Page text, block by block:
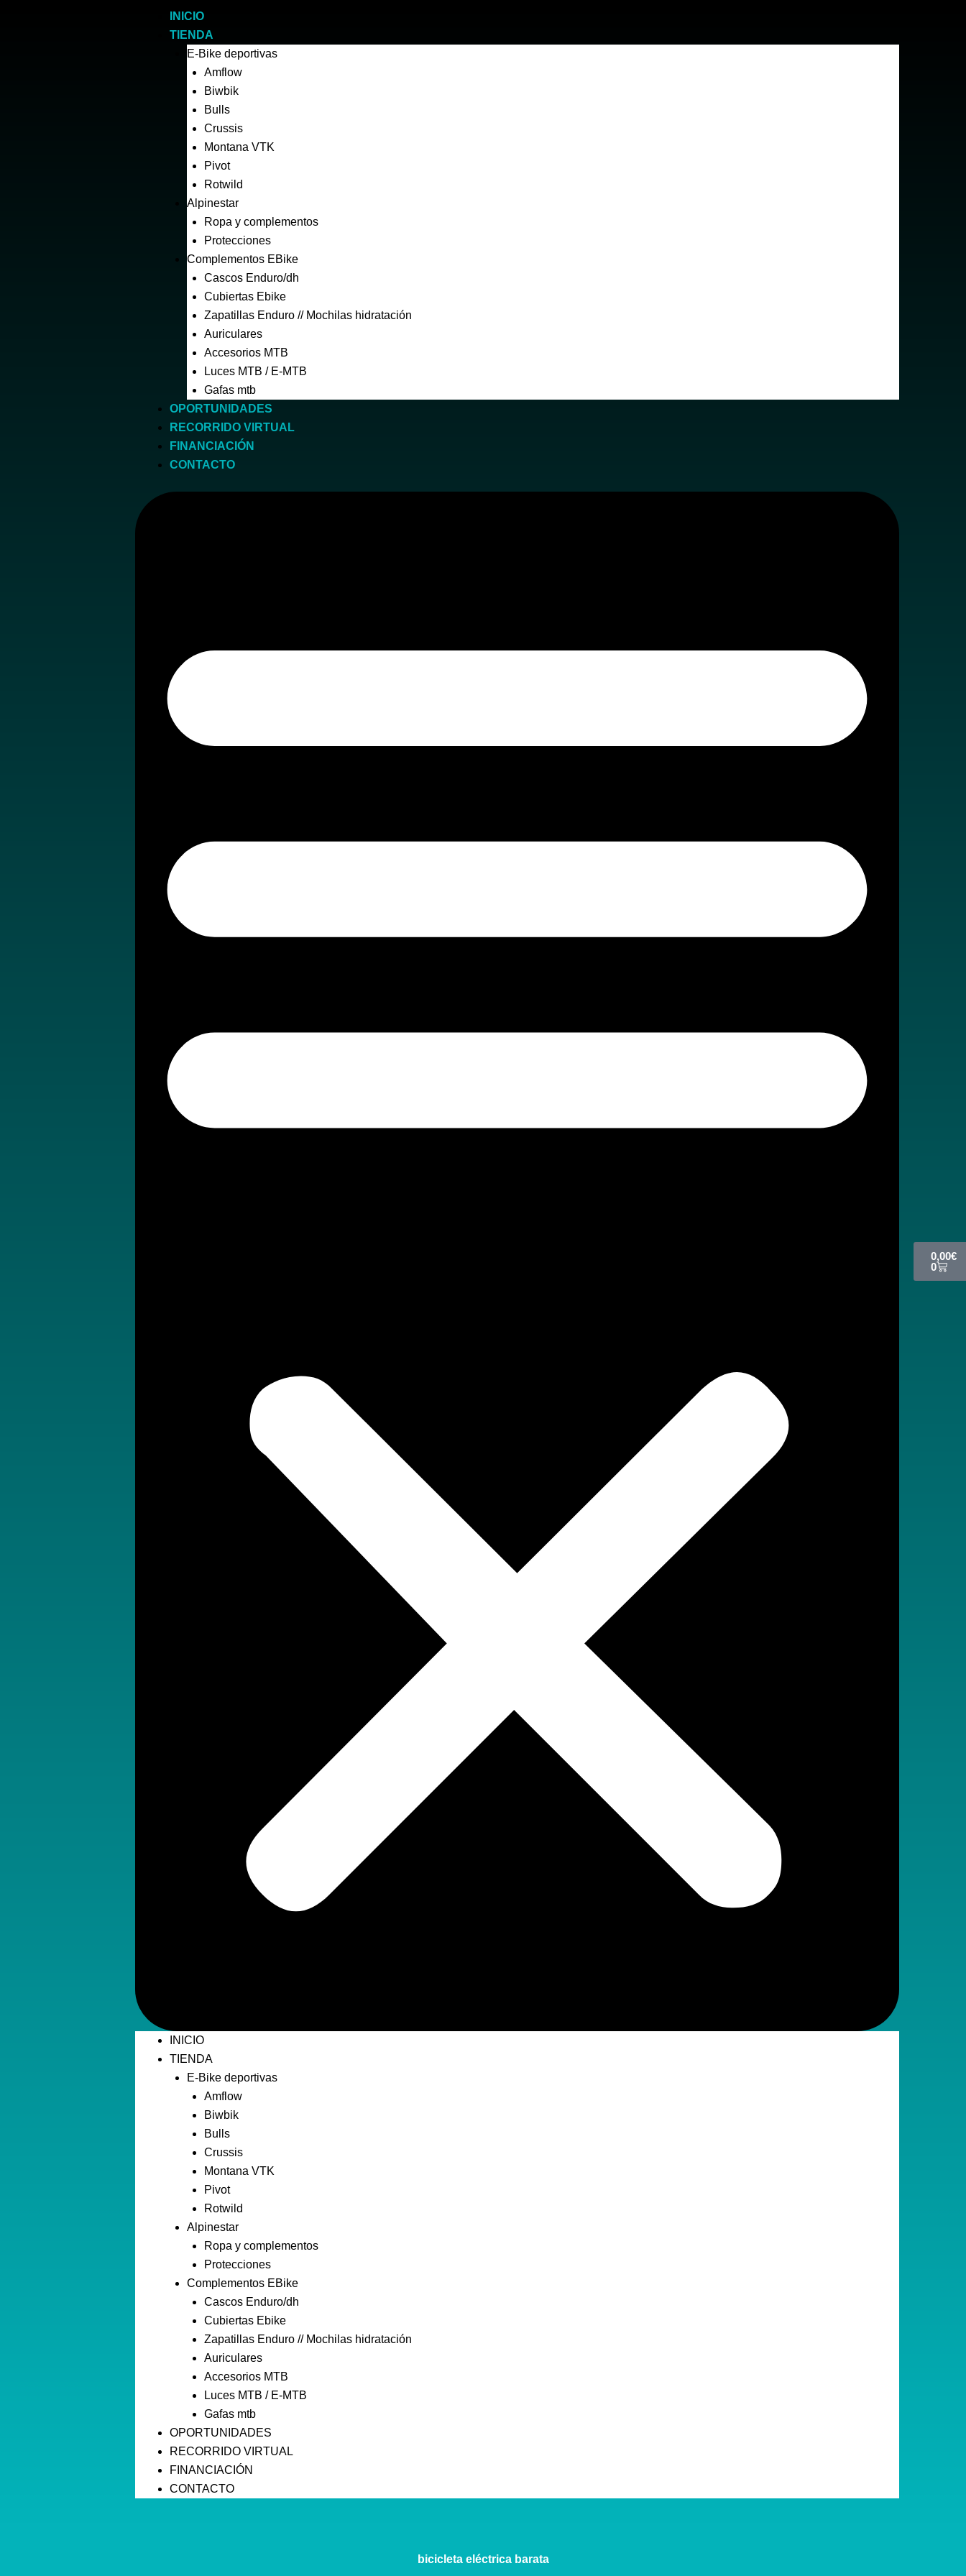
INICIO
TIENDA
E-Bike deportivas
Amflow
Biwbik
Bulls
Crussis
Montana VTK
Pivot
Rotwild
Alpinestar
Ropa y complementos
Protecciones
Complementos EBike
Cascos Enduro/dh
Cubiertas Ebike
Zapatillas Enduro // Mochilas hidratación
Auriculares
Accesorios MTB
Luces MTB / E-MTB
Gafas mtb
OPORTUNIDADES
RECORRIDO VIRTUAL
FINANCIACIÓN
CONTACTO
INICIO
TIENDA
E-Bike deportivas
Amflow
Biwbik
Bulls
Crussis
Montana VTK
Pivot
Rotwild
Alpinestar
Ropa y complementos
Protecciones
Complementos EBike
Cascos Enduro/dh
Cubiertas Ebike
Zapatillas Enduro // Mochilas hidratación
Auriculares
Accesorios MTB
Luces MTB / E-MTB
Gafas mtb
OPORTUNIDADES
RECORRIDO VIRTUAL
FINANCIACIÓN
CONTACTO
0,00€
0
bicicleta eléctrica barata